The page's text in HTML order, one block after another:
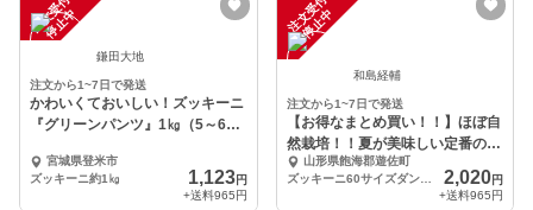
注
文
受
付
停
止
中
鎌田大地
注文から1~7日で発送
かわいくておいしい！ズッキーニ
『グリーンパンツ』1㎏（5～6
宮城県登米市
ズッキーニ約1㎏
1,123円
+送料965円
注
文
受
付
停
止
中
和島経輔
注文から1~7日で発送
【お得なまとめ買い！！】ほぼ自
然栽培！！夏が美味しい定番のズ
ッキーニ！！
山形県飽海郡遊佐町
ズッキーニ60サイズダンボールに入るだけ
2,020円
+送料965円